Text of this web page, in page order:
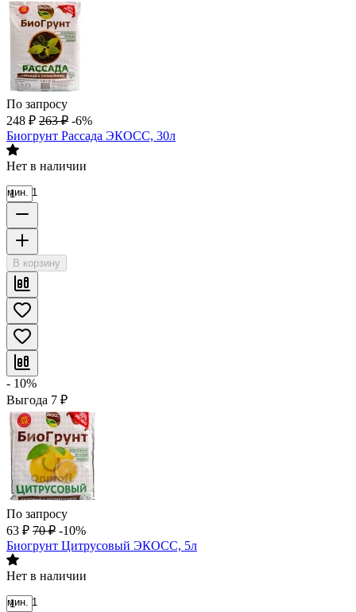
По запросу
248 ₽ 263 ₽ -6%
Биогрунт Рассада ЭКОСС, 30л
Нет в наличии
мин. 1
В корзину
- 10%
Выгода 7 ₽
По запросу
63 ₽ 70 ₽ -10%
Биогрунт Цитрусовый ЭКОСС, 5л
Нет в наличии
мин. 1